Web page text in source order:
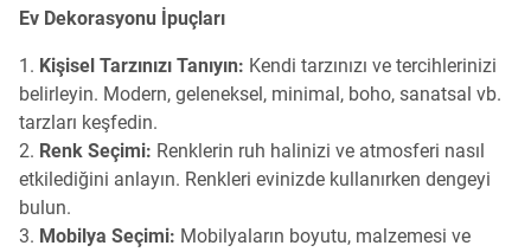
Ev Dekorasyonu İpuçları
Kişisel Tarzınızı Tanıyın: Kendi tarzınızı ve tercihlerinizi
belirleyin. Modern, geleneksel, minimal, boho, sanatsal vb.
tarzları keşfedin.
Renk Seçimi: Renklerin ruh halinizi ve atmosferi nasıl
etkilediğini anlayın. Renkleri evinizde kullanırken dengeyi
bulun.
Mobilya Seçimi: Mobilyaların boyutu, malzemesi ve